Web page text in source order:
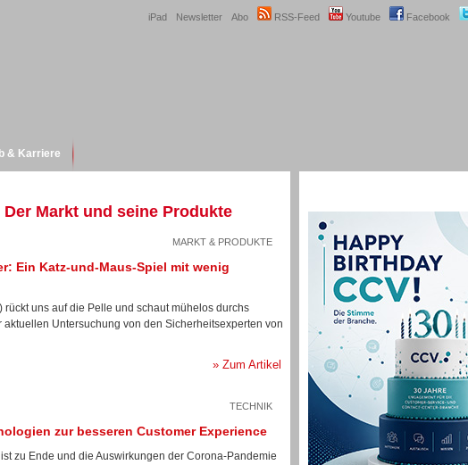
Facebook
Youtube
RSS-Feed
Abo
Newsletter
iPad
& Karriere
Markt und seine Produkte
MARKT & PRODUKTE
Ein Katz-und-Maus-Spiel mit wenig
rückt uns auf die Pelle und schaut mühelos durchs
Untersuchung von den Sicherheitsexperten von
» Zum Artikel
TECHNIK
zur besseren Customer Experience
zu Ende und die Auswirkungen der Corona-Pandemie